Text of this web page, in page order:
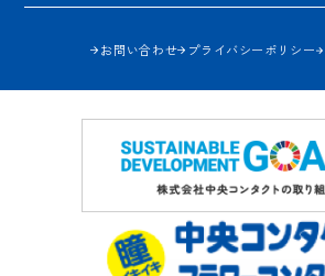
お問い合わせ プライバシーポリシー